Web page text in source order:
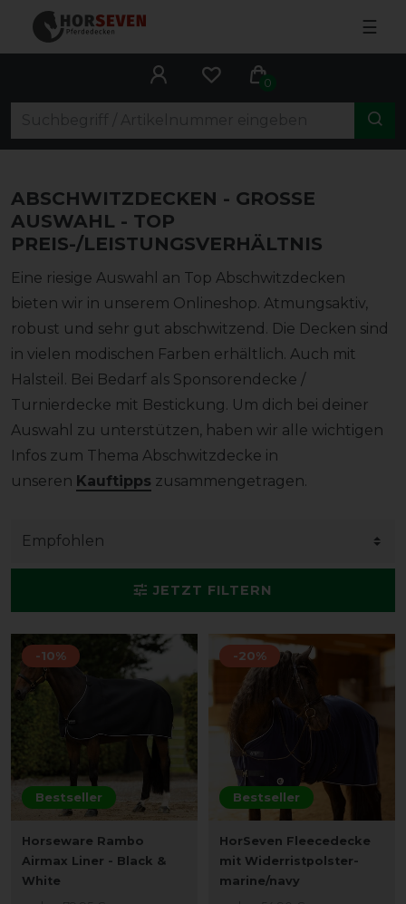
☰
0
ABSCHWITZDECKEN - GROSSE A
USWAHL - TOP P
REIS-/LEISTUNGSVERHÄLTNIS
Eine riesige Auswahl an Top Abschwitzdecken
bieten wir in unserem Onlineshop. Atmungsaktiv,
robust und sehr gut abschwitzend. Die Decken sind
in vielen modischen Farben erhältlich. Auch mit
Halsteil. Bei Bedarf als Sponsorendecke /
Turnierdecke mit Bestickung. Um dich bei deiner
Auswahl zu unterstützen, haben wir alle wichtigen
Infos zum Thema Abschwitzdecke in
unseren Kauftipps zusammengetragen.
JETZT FILTERN
Bestseller
-10%
Horseware Rambo
Airmax Liner - Black &
White
Bestseller
-20%
HorSeven Fleecedecke
mit Widerristpolster-
marine/navy